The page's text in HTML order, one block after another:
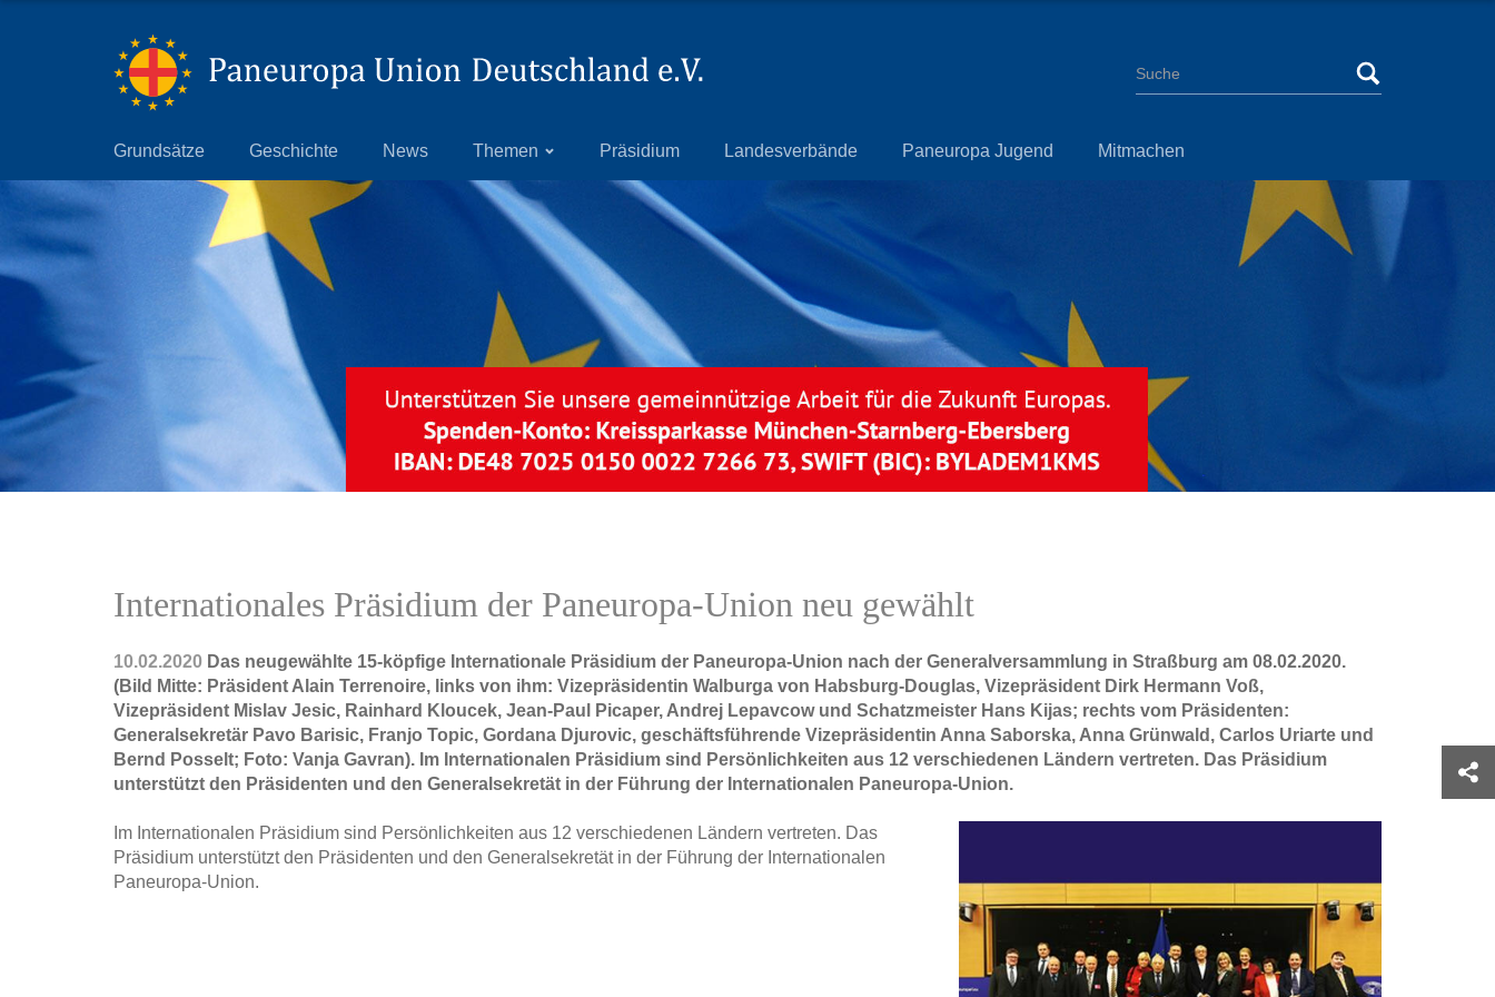
Grundsätze Geschichte News Themen Präsidium Landesverbände Paneuropa Jugend Mitmachen
Internationales Präsidium der Paneuropa-Union neu gewählt
10.02.2020 Das neugewählte 15-köpfige Internationale Präsidium der Paneuropa-Union nach der Generalversammlung in Straßburg am 08.02.2020.
(Bild Mitte: Präsident Alain Terrenoire, links von ihm: Vizepräsidentin Walburga von Habsburg-Douglas, Vizepräsident Dirk Hermann Voß,
Vizepräsident Mislav Jesic, Rainhard Kloucek, Jean-Paul Picaper, Andrej Lepavcow und Schatzmeister Hans Kijas; rechts vom Präsidenten:
Generalsekretär Pavo Barisic, Franjo Topic, Gordana Djurovic, geschäftsführende Vizepräsidentin Anna Saborska, Anna Grünwald, Carlos Uriarte und
Bernd Posselt; Foto: Vanja Gavran). Im Internationalen Präsidium sind Persönlichkeiten aus 12 verschiedenen Ländern vertreten. Das Präsidium
unterstützt den Präsidenten und den Generalsekretät in der Führung der Internationalen Paneuropa-Union.
Im Internationalen Präsidium sind Persönlichkeiten aus 12 verschiedenen Ländern vertreten. Das
Präsidium unterstützt den Präsidenten und den Generalsekretät in der Führung der Internationalen
Paneuropa-Union.
News
Themen
Präsidium
Landesverbände
Paneuropa Jugend
Datenschutz